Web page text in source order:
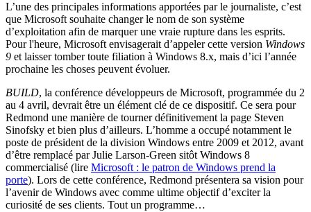
L’une des principales informations apportées par le journaliste, c’est
que Microsoft souhaite changer le nom de son système
d’exploitation afin de marquer une vraie rupture dans les esprits.
Pour l'heure, Microsoft envisagerait d’appeler cette version Windows
9 et laisser tomber toute filiation à Windows 8.x, mais d’ici l’année
prochaine les choses peuvent évoluer.
BUILD, la conférence développeurs de Microsoft, programmée du 2
au 4 avril, devrait être un élément clé de ce dispositif. Ce sera pour
Redmond une manière de tourner définitivement la page Steven
Sinofsky et bien plus d’ailleurs. L’homme a occupé notamment le
poste de président de la division Windows entre 2009 et 2012, avant
d’être remplacé par Julie Larson-Green sitôt Windows 8
commercialisé (lire Microsoft : le patron de Windows prend la
porte). Lors de cette conférence, Redmond présentera sa vision pour
l’avenir de Windows avec comme ultime objectif d’exciter la
curiosité de ses clients. Tout un programme…